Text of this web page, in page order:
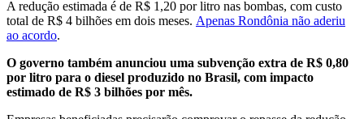
A redução estimada é de R$ 1,20 por litro nas bombas, com custo
total de R$ 4 bilhões em dois meses. Apenas Rondônia não aderiu
ao acordo.
O governo também anunciou uma subvenção extra de R$ 0,80
por litro para o diesel produzido no Brasil, com impacto
estimado de R$ 3 bilhões por mês.